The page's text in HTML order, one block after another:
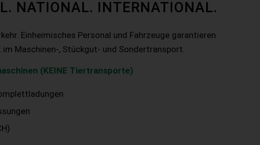
NATIONAL. INTERNATIONAL.
Einheimisches Personal und Fahrzeuge garantieren
Maschinen-, Stückgut- und Sondertransport.
(KEINE Tiertransporte)